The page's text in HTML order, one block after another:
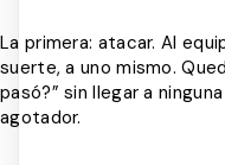
La primera: atacar. Al
suerte, a uno mismo.
pasó?” sin llegar a
agotador.